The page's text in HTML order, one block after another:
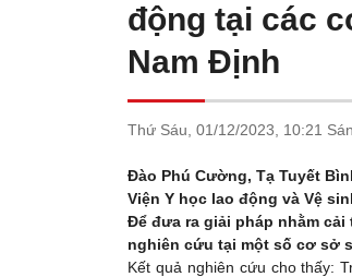
động tại các
Nam Định
Thứ Sáu, 01/12/2023, 10:21
Đào Phú Cường, Tạ Tuyết
Viện Y học lao động và Vệ
Để đưa ra giải pháp nhằm
nghiên cứu tại một số cơ sở
Kết quả nghiên cứu cho thấy: